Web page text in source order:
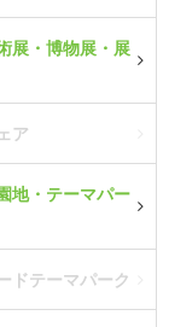
展・博物展・展
ア
地・テーマパー
ドテーマパーク